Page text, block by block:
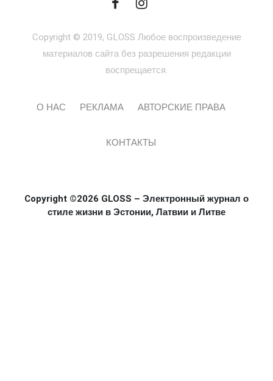
Copyright © 2019, GLOSS Любое воспроизведение
материалов сайта без разрешения редакции
воспрещается.
О НАС РЕКЛАМА АВТОРСКИЕ ПРАВА
КОНТАКТЫ
Copyright ©2026 GLOSS – Электронный журнал о
стиле жизни в Эстонии, Латвии и Литве